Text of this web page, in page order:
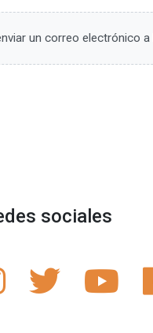
un correo electrónico a
sociales